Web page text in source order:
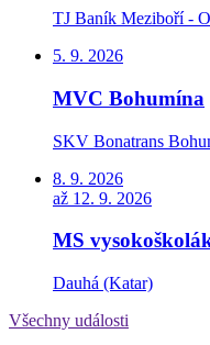
TJ Baník Meziboří -
5. 9. 2026
MVC Bohumína
SKV Bonatrans
8. 9. 2026
až 12. 9. 2026
MS
Dauhá (Katar)
Všechny události